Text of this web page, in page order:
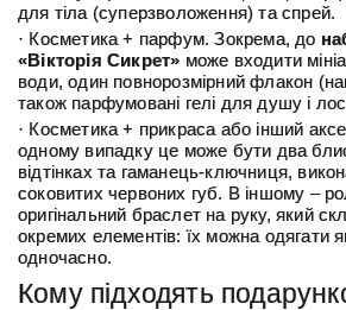
для тіла (суперзволоження) та спрей.
· Косметика + парфум. Зокрема, до
«Вікторія Сикрет» може входити
води, один повнорозмірний флакон
також парфумовані гелі для душу і
· Косметика + прикраса або інший
одному випадку це може бути два
відтінках та гаманець-ключниця,
соковитих червоних губ. В іншому –
оригінальний браслет на руку, який
окремих елементів: їх можна одягати
одночасно.
Кому підходять